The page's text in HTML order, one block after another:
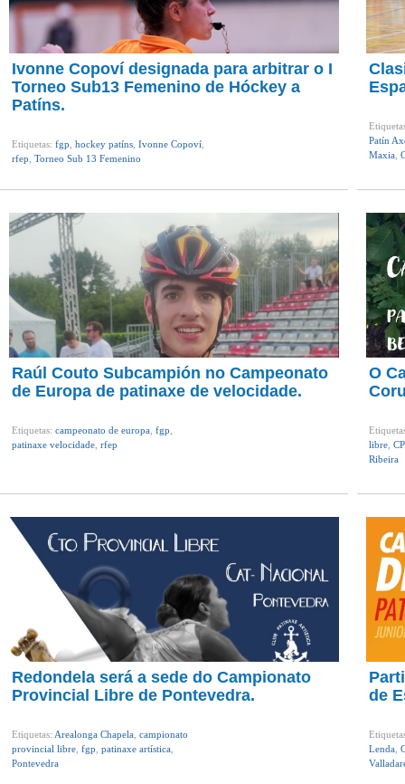
Ivonne Copoví designada para arbitrar o I
Torneo Sub13 Femenino de Hóckey a
Patíns.
Etiquetas: fgp hockey patíns Ivonne Copoví
rfep Torneo Sub 13 Femenino
Patín
Maxia
Raúl Couto Subcampión no Campeonato
de Europa de patinaxe de velocidade.
Etiquetas: campeonato de europa fgp
patinaxe velocidade rfep
O
libre
Ribeira
Redondela será a sede do Campionato
Provincial Libre de Pontevedra.
Etiquetas: Arealonga Chapela campionato
provincial libre fgp patinaxe artística
Pontevedra
de
Lenda